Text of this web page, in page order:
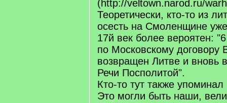
(http://veltown.narod.ru/
Теоретически, кто-то из
осесть на Смоленщине
17й век более вероятен:
по Московскому договору
возвращен Литве и вновь
Речи Посполитой".
Кто-то тут также
Это могли быть наши,